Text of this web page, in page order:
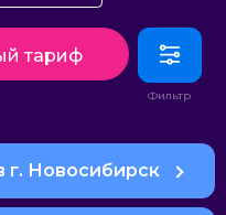
тариф
г. Новосибирск